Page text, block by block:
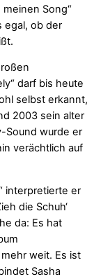
Song“
egal, ob der
darf bis heute
selbst erkannt,
2003 sein alter
Sound wurde er
verächtlich auf
interpretierte er
die Schuh‘
da: Es hat
weit. Es ist
Sasha